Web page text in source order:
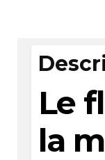
Le
la